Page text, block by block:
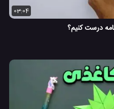
03:04
درست کنیم؟